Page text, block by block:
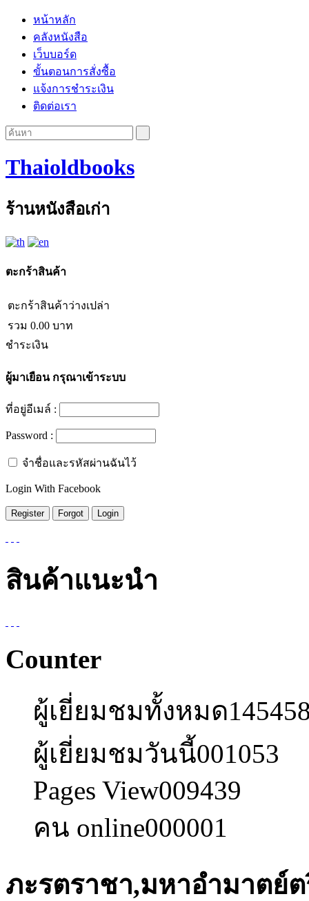
หน้าหลัก
คลังหนังสือ
เว็บบอร์ด
ขั้นตอนการสั่งซื้อ
แจ้งการชำระเงิน
ติดต่อเรา
Thaioldbooks
ร้านหนังสือเก่า
ตะกร้าสินค้า
ตะกร้าสินค้าว่างเปล่า
รวม 0.00 บาท
ชำระเงิน
ผู้มาเยือนกรุณาเข้าระบบ
ที่อยู่อีเมล์ :
Password :
จำชื่อและรหัสผ่านฉันไว้
Login With Facebook
สินค้าแนะนำ
Counter
ผู้เยี่ยมชมทั้งหมด
ผู้เยี่ยมชมวันนี้001053
Pages View009439
คน online000001
ภะรตราชา,มหาอำมาตย์